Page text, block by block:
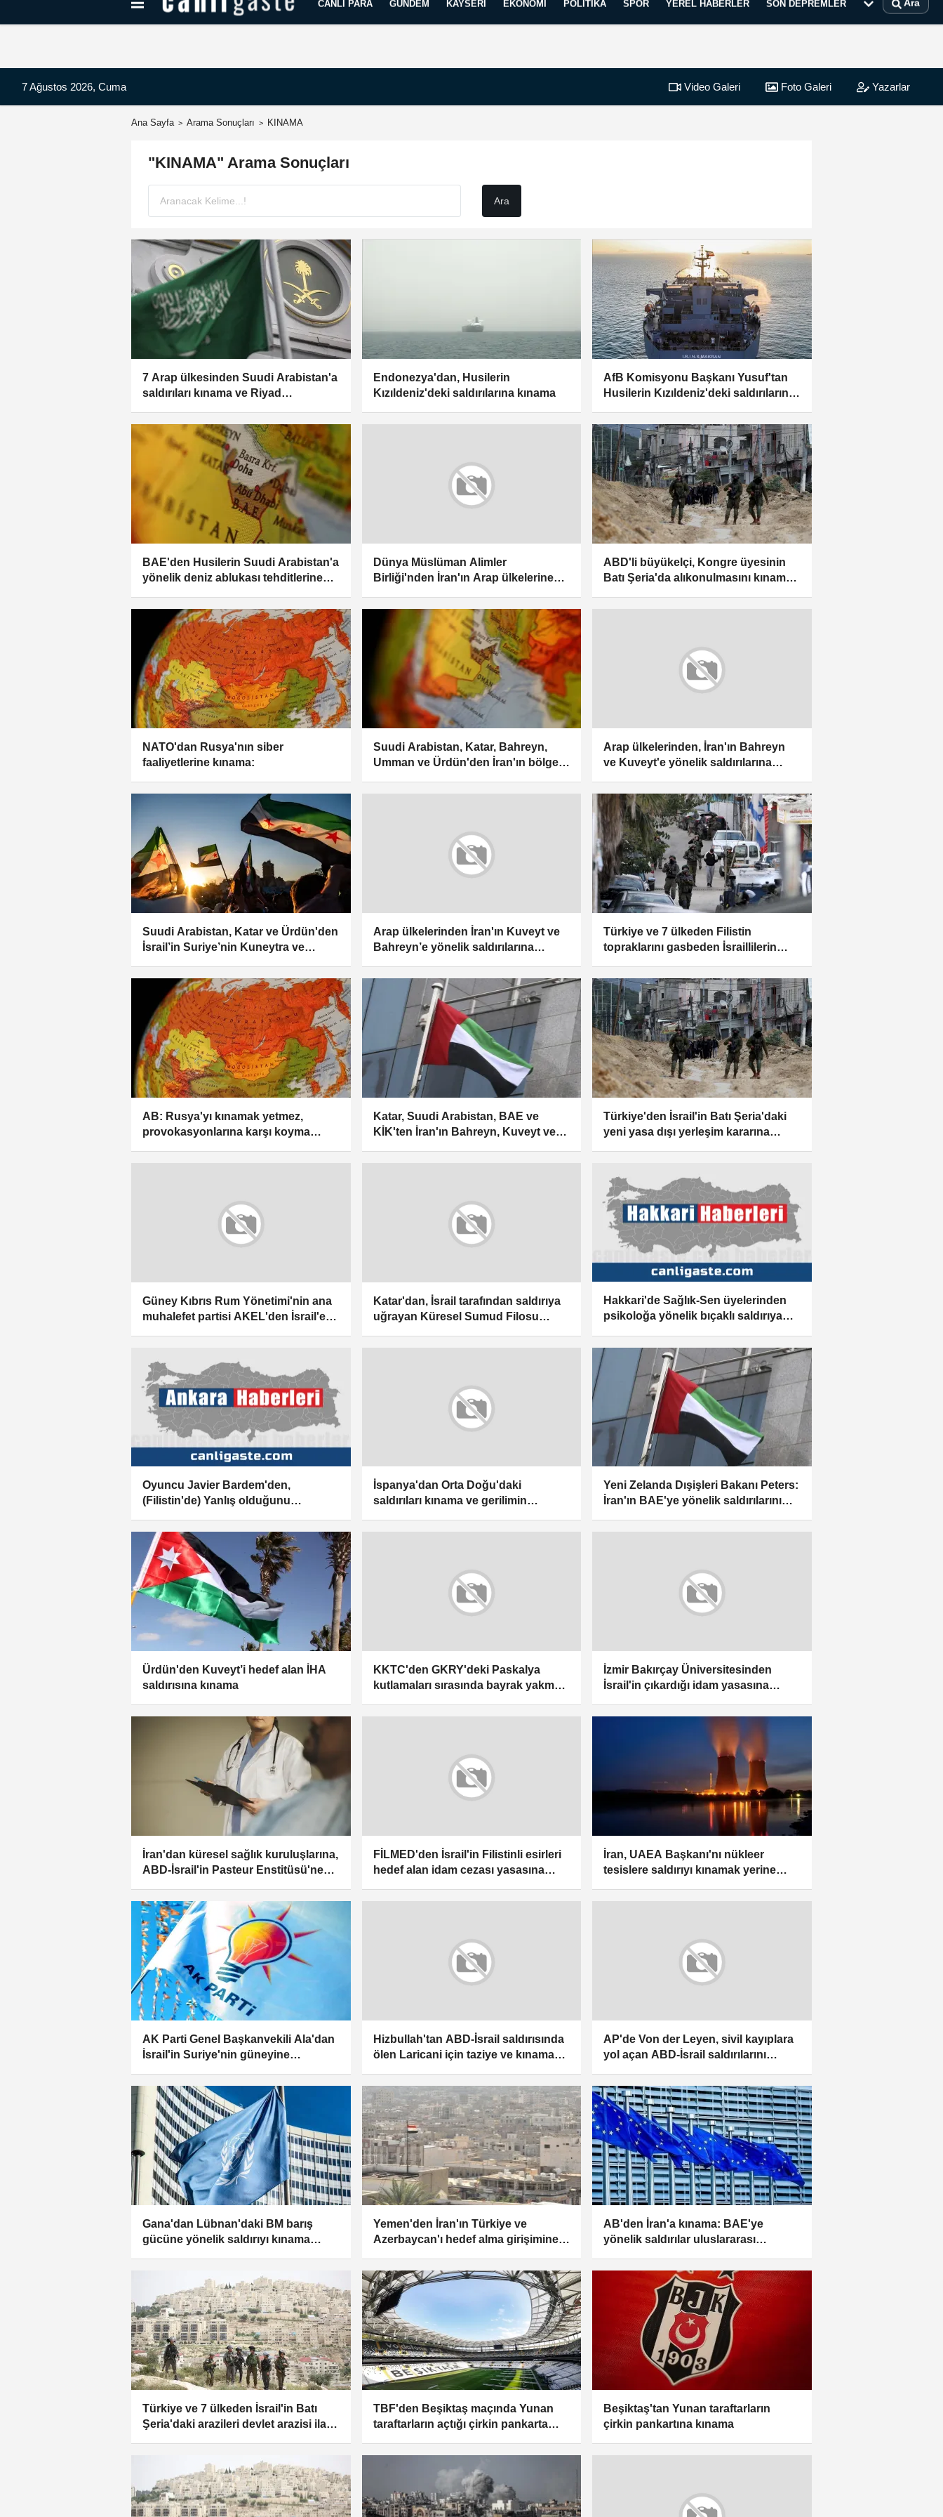
Kayseri Haberleri Can Radyo Dinle
CANLI PARA GÜNDEM KAYSERI EKONOMI POLITIKA SPOR YEREL HABERLER SON DEPREMLER Ara
7 Ağustos 2026, Cuma Video Galeri Foto Galeri Yazarlar
Ana Sayfa Arama Sonuçları KINAMA
"KINAMA" Arama Sonuçları
7 Arap ülkesinden Suudi Arabistan'a
saldırıları kınama ve Riyad
Endonezya'dan, Husilerin
Kızıldeniz'deki saldırılarına kınama
AfB Komisyonu Başkanı Yusuf'tan
Husilerin Kızıldeniz'deki saldırılarına
BAE'den Husilerin Suudi Arabistan'a
yönelik deniz ablukası tehditlerine
Dünya Müslüman Alimler
Birliği'nden İran'ın Arap ülkelerine
ABD'li büyükelçi, Kongre üyesinin
Batı Şeria'da alıkonulmasını kınamak
NATO'dan Rusya'nın siber
faaliyetlerine kınama:
Suudi Arabistan, Katar, Bahreyn,
Umman ve Ürdün'den İran'ın bölge
Arap ülkelerinden, İran'ın Bahreyn
ve Kuveyt'e yönelik saldırılarına
Suudi Arabistan, Katar ve Ürdün'den
İsrail’in Suriye’nin Kuneytra ve
Arap ülkelerinden İran'ın Kuveyt ve
Bahreyn’e yönelik saldırılarına
Türkiye ve 7 ülkeden Filistin
topraklarını gasbeden İsraillilerin
AB: Rusya'yı kınamak yetmez,
provokasyonlarına karşı koyma
Katar, Suudi Arabistan, BAE ve
KİK'ten İran'ın Bahreyn, Kuveyt ve
Türkiye'den İsrail'in Batı Şeria'daki
yeni yasa dışı yerleşim kararına
Güney Kıbrıs Rum Yönetimi'nin ana
muhalefet partisi AKEL'den İsrail'e
Katar'dan, İsrail tarafından saldırıya
uğrayan Küresel Sumud Filosu
Hakkari'de Sağlık-Sen üyelerinden
psikoloğa yönelik bıçaklı saldırıya
Oyuncu Javier Bardem'den,
(Filistin'de) Yanlış olduğunu
yorumu
İspanya'dan Orta Doğu'daki
saldırıları kınama ve gerilimin
Yeni Zelanda Dışişleri Bakanı Peters:
İran'ın BAE'ye yönelik saldırılarını
Ürdün'den Kuveyt’i hedef alan İHA
saldırısına kınama
KKTC'den GKRY'deki Paskalya
kutlamaları sırasında bayrak yakma
İzmir Bakırçay Üniversitesinden
İsrail'in çıkardığı idam yasasına
İran'dan küresel sağlık kuruluşlarına,
ABD-İsrail'in Pasteur Enstitüsü'ne
FİLMED'den İsrail'in Filistinli esirleri
hedef alan idam cezası yasasına
İran, UAEA Başkanı'nı nükleer
tesislere saldırıyı kınamak yerine
AK Parti Genel Başkanvekili Ala'dan
İsrail'in Suriye'nin güneyine
Hizbullah'tan ABD-İsrail saldırısında
ölen Laricani için taziye ve kınama
AP'de Von der Leyen, sivil kayıplara
yol açan ABD-İsrail saldırılarını
Gana'dan Lübnan'daki BM barış
gücüne yönelik saldırıyı kınama
Yemen'den İran'ın Türkiye ve
Azerbaycan'ı hedef alma girişimine
AB'den İran'a kınama: BAE'ye
yönelik saldırılar uluslararası
Türkiye ve 7 ülkeden İsrail'in Batı
Şeria'daki arazileri devlet arazisi ilan
TBF'den Beşiktaş maçında Yunan
taraftarların açtığı çirkin pankarta
Beşiktaş'tan Yunan taraftarların
çirkin pankartına kınama